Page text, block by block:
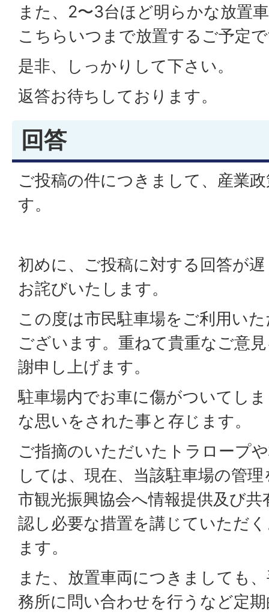
また、2〜3台ほど明らかな放置
こちらいつまで放置するご予定
是非、しっかりして下さい。
返答お待ちしております。
回答
ご投稿の件につきまして、産業
す。
初めに、ご投稿に対する回答が
お詫びいたします。
この度は市民駐車場をご利用い
ございます。重ねて貴重なご意
謝申し上げます。
駐車場内でお車に傷がついてし
な思いをされた事と存じます。
ご指摘のいただいたトラロープ
しては、現在、当該駐車場の管
市観光振興協会へ情報提供及び
認し必要な措置を講じていただ
ます。
また、放置車両につきましても
務所に問い合わせを行うなど定